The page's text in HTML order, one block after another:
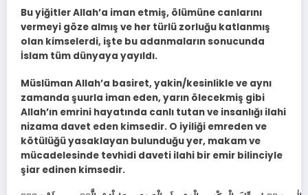
Bu yiğitler Allah’a iman etmiş, ölümüne canlarını
vermeyi göze almış ve her türlü zorluğu katlanmış
olan kimselerdi, işte bu adanmaların sonucunda
İslam tüm dünyaya yayıldı.
Müslüman Allah’a basiret, yakin/kesinlikle ve aynı
zamanda şuurla iman eden, yarın ölecekmiş gibi
Allah’ın emrini hayatında canlı tutan ve insanlığı ilahi
nizama davet eden kimsedir. O iyiliği emreden ve
kötülüğü yasaklayan bulunduğu yer, makam ve
mücadelesinde tevhidi daveti ilahi bir emir bilinciyle
şiar edinen kimsedir.